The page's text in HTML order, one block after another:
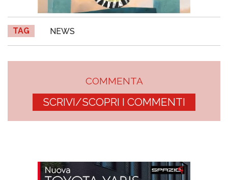
TAG NEWS
COMMENTA
SCRIVI/SCOPRI I COMMENTI